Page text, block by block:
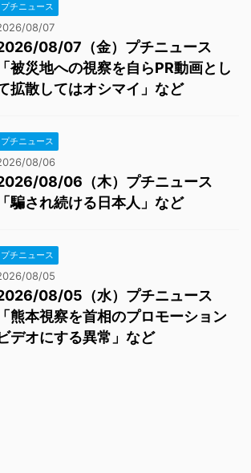
プチニュース
08/07
08/07（金）プチニュース
「被災地への視察を自らPR動画とし
拡散してはオシマイ」など
プチニュース
08/06
08/06（木）プチニュース
「騙され続ける日本人」など
プチニュース
08/05
08/05（水）プチニュース
「熊本視察を首相のプロモーション
デオにする異常」など